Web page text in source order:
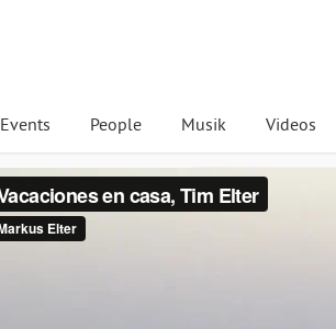
Events People Musik Videos